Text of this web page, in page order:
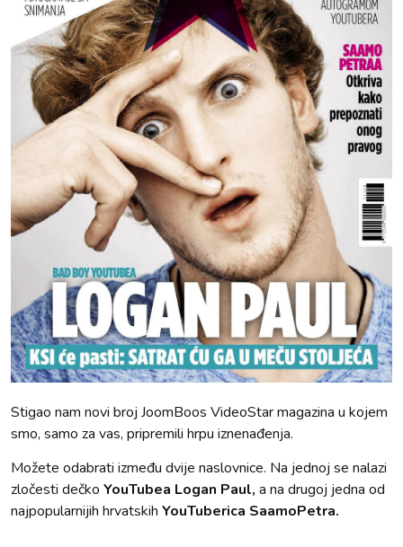
Stigao nam novi broj JoomBoos VideoStar magazina u kojem
smo, samo za vas, pripremili hrpu iznenađenja.
Možete odabrati između dvije naslovnice. Na jednoj se nalazi
zločesti dečko YouTubea Logan Paul, a na drugoj jedna od
najpopularnijih hrvatskih YouTuberica SaamoPetra.